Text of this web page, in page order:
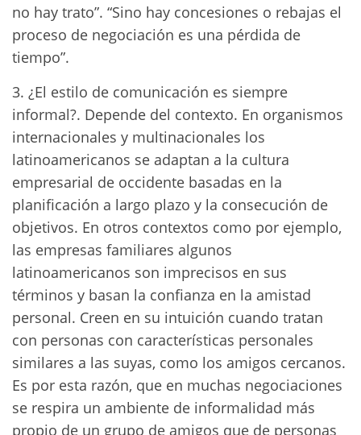
no hay trato”. “Sino hay concesiones o rebajas el
proceso de negociación es una pérdida de
tiempo”.
3. ¿El estilo de comunicación es siempre
informal?. Depende del contexto. En organismos
internacionales y multinacionales los
latinoamericanos se adaptan a la cultura
empresarial de occidente basadas en la
planificación a largo plazo y la consecución de
objetivos. En otros contextos como por ejemplo,
las empresas familiares algunos
latinoamericanos son imprecisos en sus
términos y basan la confianza en la amistad
personal. Creen en su intuición cuando tratan
con personas con características personales
similares a las suyas, como los amigos cercanos.
Es por esta razón, que en muchas negociaciones
se respira un ambiente de informalidad más
propio de un grupo de amigos que de personas